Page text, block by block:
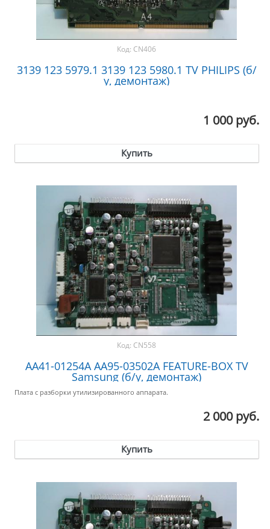
Код: CN406
3139 123 5979.1 3139 123 5980.1 TV PHILIPS (б/
у, демонтаж)
1 000 руб.
Купить
Код: CN558
AA41-01254A AA95-03502A FEATURE-BOX TV
Samsung (б/у, демонтаж)
Плата с разборки утилизированного аппарата.
2 000 руб.
Купить